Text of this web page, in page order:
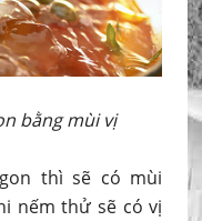
bằng mùi vị
thì sẽ có mùi
nếm thử sẽ có vị